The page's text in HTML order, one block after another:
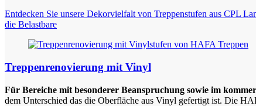
Entdecken Sie unsere Dekorvielfalt von Treppenstufen aus CPL
die Belastbare
Treppenrenovierung mit Vinyl
Für Bereiche mit besonderer Beanspruchung sowie im
dem Unterschied das die Oberfläche aus Vinyl gefertigt ist. Die